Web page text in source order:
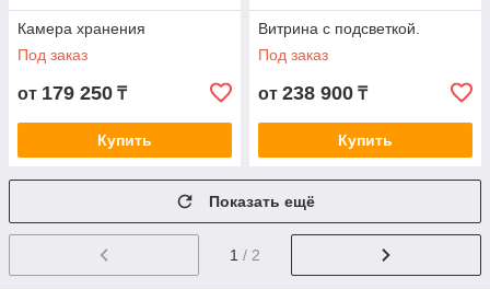
Камера хранения
Под заказ
от 179 250 ₸
Купить
Витрина с подсветкой.
Под заказ
от 238 900 ₸
Купить
Показать ещё
1 / 2